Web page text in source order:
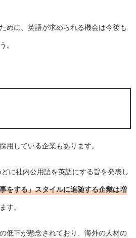
めに、英語が求められる機会は今後も
。
用している企業もあります。
に社内公用語を英語にする旨を発表し
をする」スタイルに追随する企業は増
す。
低下が懸念されており、海外の人材の